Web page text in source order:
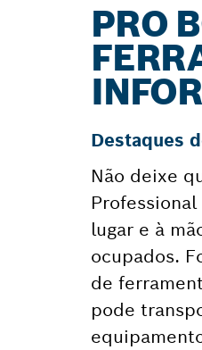
PRO
Destaques
Não deixe
lugar e à
ocupados.
de
pode